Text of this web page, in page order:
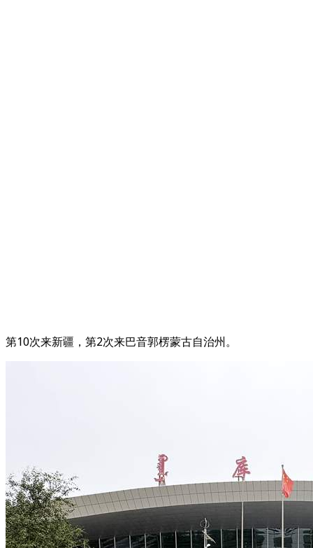
第10次来新疆，第2次来巴音郭楞蒙古自治州。